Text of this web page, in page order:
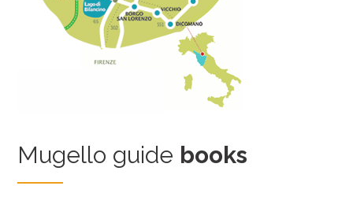
Mugello guide books